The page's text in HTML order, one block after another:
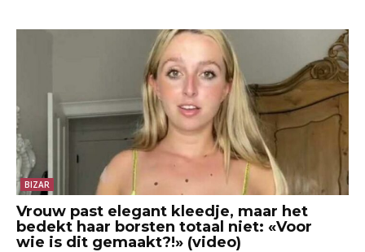
BIZAR
Vrouw past elegant kleedje, maar het
bedekt haar borsten totaal niet: «Voor
wie is dit gemaakt?!» (video)